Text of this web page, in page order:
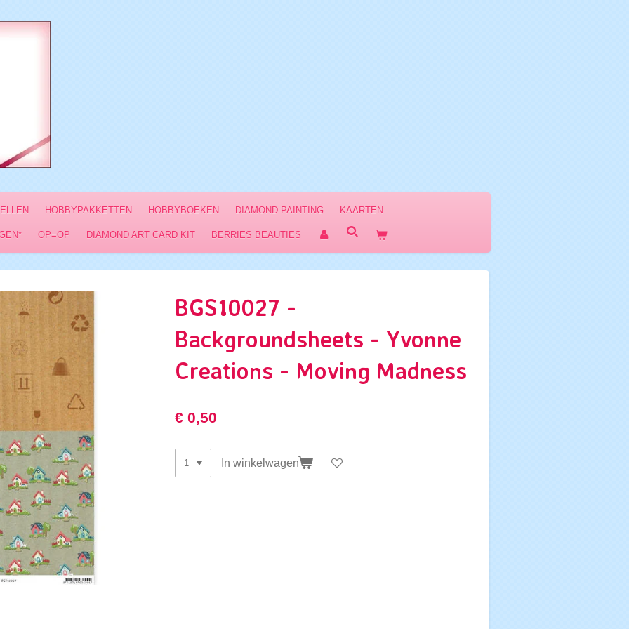
HOBBYPAKKETTEN HOBBYBOEKEN DIAMOND PAINTING KAARTEN
OP=OP DIAMOND ART CARD KIT BERRIES BEAUTIES
BGS10027 -
Backgroundsheets - Yvonne
Creations - Moving Madness
€ 0,50
In winkelwagen